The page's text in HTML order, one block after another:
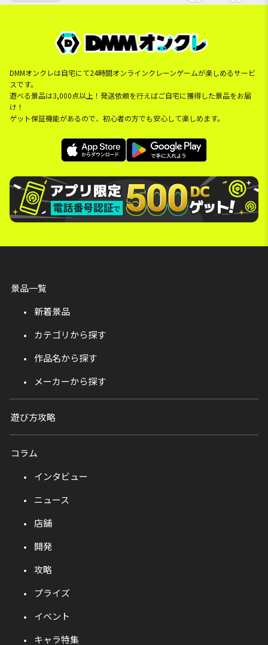
DMMオンクレは自宅にて24時間オンラインクレーンゲームが楽しめるサービ
スです。
遊べる景品は3,000点以上！発送依頼を行えばご自宅に獲得した景品をお届
け！
ゲット保証機能があるので、初心者の方でも安心して楽しめます。
景品一覧
新着景品
カテゴリから探す
作品名から探す
メーカーから探す
遊び方攻略
コラム
インタビュー
ニュース
店舗
開発
攻略
プライズ
イベント
キャラ特集